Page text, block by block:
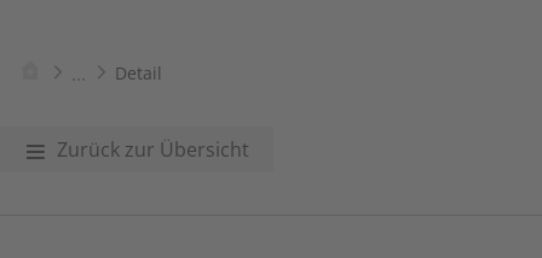
... Detail
Zurück zur Übersicht